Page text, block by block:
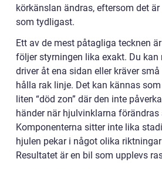
körkänslan ändras, eftersom det
som tydligast.
Ett av de mest påtagliga tecknen
följer styrningen lika exakt. Du kan
driver åt ena sidan eller kräver
hålla rak linje. Det kan kännas
liten “död zon” där den inte
händer när hjulvinklarna förändras
Komponenterna sitter inte lika
hjulen pekar i något olika
Resultatet är en bil som upplevs